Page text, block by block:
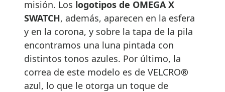
misión. Los logotipos de OMEGA X
SWATCH, además, aparecen en la esfera
y en la corona, y sobre la tapa de la pila
encontramos una luna pintada con
distintos tonos azules. Por último, la
correa de este modelo es de VELCRO®
azul, lo que le otorga un toque de